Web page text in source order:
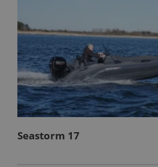
Seastorm 17